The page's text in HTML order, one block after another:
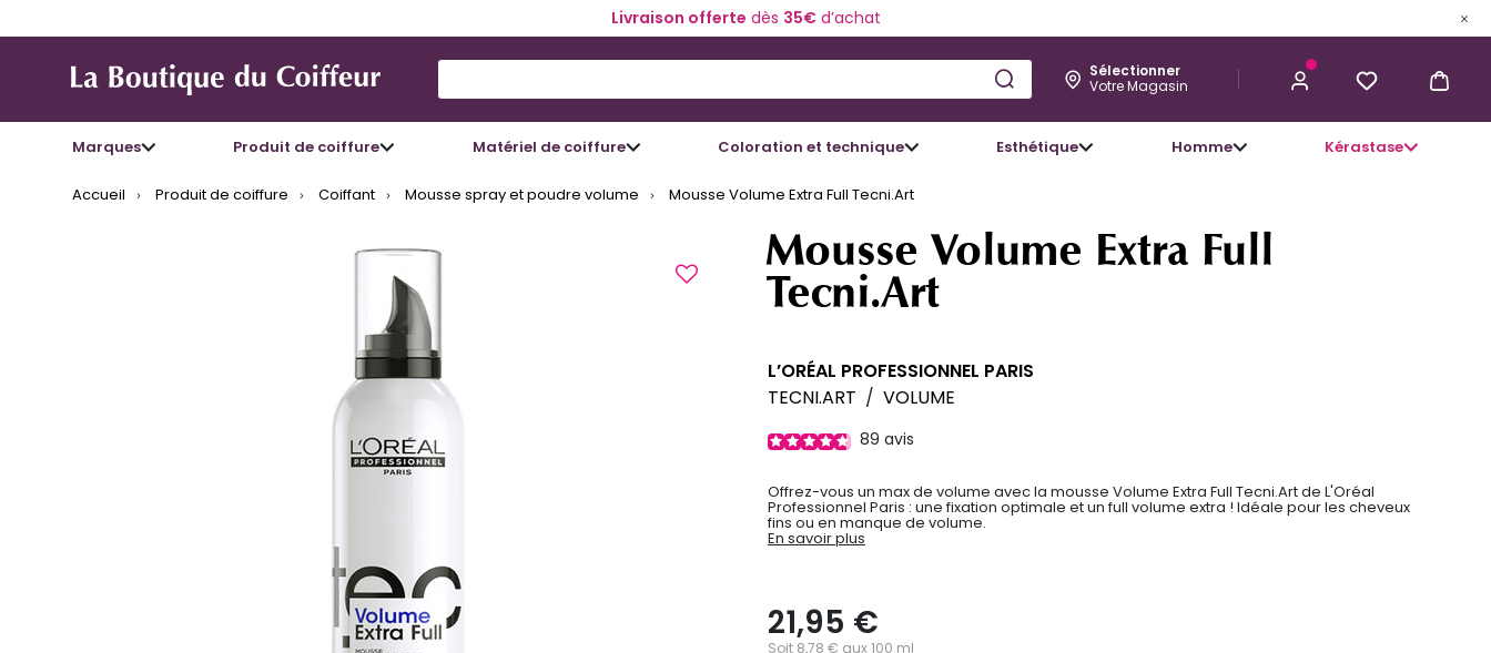
Livraison offerte dès 35€d’achat
Sélectionner
Votre Magasin
Marques Produit de coiffure Matériel de coiffure Coloration et technique Esthétique Homme Kérastase
J’ACHÈTE
Accueil Produit de coiffure Coiffant Mousse spray et poudre volume Mousse Volume Extra Full Tecni.Art
Mousse Volume Extra Full
Tecni.Art
L’ORÉAL PROFESSIONNEL PARIS
TECNI.ART / VOLUME
89 avis
Offrez-vous un max de volume avec la mousse Volume Extra Full Tecni.Art de L'Oréal
Professionnel Paris : une fixation optimale et un full volume extra ! Idéale pour les cheveux
fins ou en manque de volume.
En savoir plus
21,95 €
Soit 8,78 € aux 100 ml